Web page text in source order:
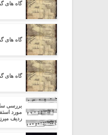
گاه های
گاه های
گاه های
بررسی
مورد
ردیف